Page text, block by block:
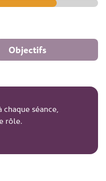
Objectifs
séance,
rôle.